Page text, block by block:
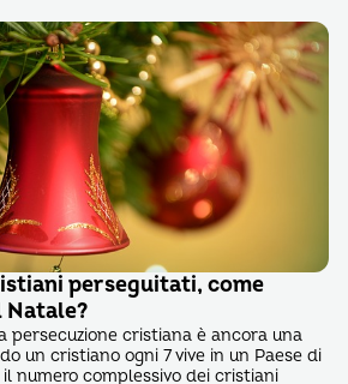
perseguitati, come
persecuzione cristiana è ancora una
un cristiano ogni 7 vive in un Paese di
numero complessivo dei cristiani